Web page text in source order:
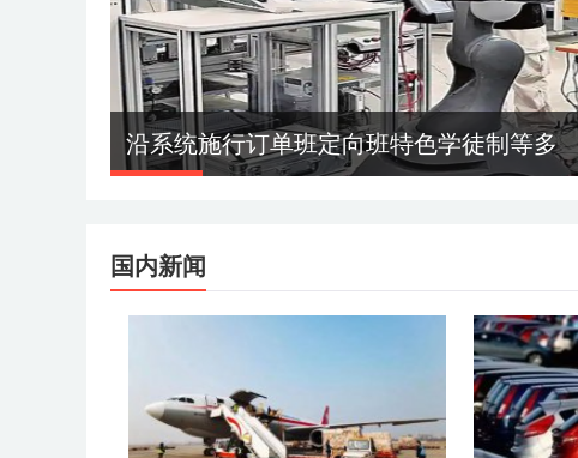
沿系统施行订单班定向班特色学徒制等多
国内新闻